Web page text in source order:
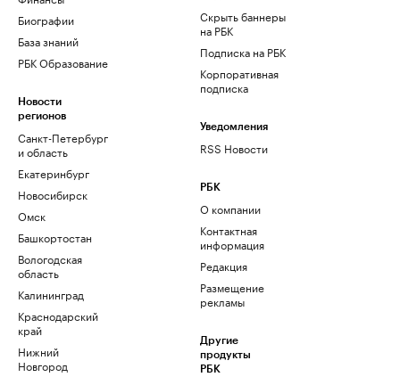
Биографии
База знаний
РБК Образование
Новости
регионов
Санкт-Петербург
и область
Екатеринбург
Новосибирск
Омск
Башкортостан
Вологодская
область
Калининград
Краснодарский
край
Нижний
Новгород
Скрыть баннеры
на РБК
Подписка на РБК
Корпоративная
подписка
Уведомления
RSS Новости
РБК
О компании
Контактная
информация
Редакция
Размещение
рекламы
Другие
продукты
РБК